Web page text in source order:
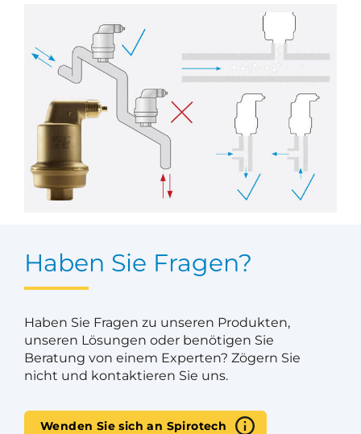
Haben Sie Fragen?
Haben Sie Fragen zu unseren Produkten,
unseren Lösungen oder benötigen Sie
Beratung von einem Experten? Zögern Sie
nicht und kontaktieren Sie uns.
Wenden Sie sich an Spirotech